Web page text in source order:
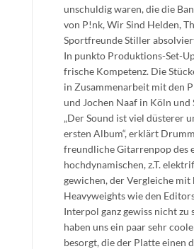
unschuldig waren, die die
von P!nk, Wir Sind Helden,
Sportfreunde Stiller
In punkto Produktions-Set-
frische Kompetenz. Die
in Zusammenarbeit mit den
und Jochen Naaf in Köln und
„Der Sound ist viel düsterer
ersten Album“, erklärt
freundliche Gitarrenpop des
hochdynamischen, z.T.
gewichen, der Vergleiche
Heavyweights wie den
Interpol ganz gewiss nicht zu
haben uns ein paar sehr
besorgt, die der Platte einen